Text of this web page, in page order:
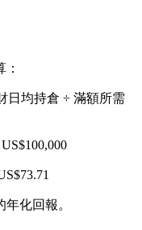
日均持倉 ÷ 滿額所需
化回報。